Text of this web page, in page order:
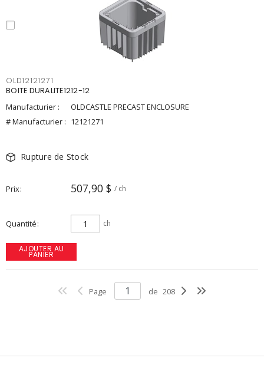
OLD12121271
BOITE DURALITE1212-12
Manufacturier :
OLDCASTLE PRECAST ENCLOSURE
# Manufacturier : 12121271
Rupture de Stock
Prix 507,90 $ / ch
Quantité ch
AJOUTER AU
PANIER
Page de 208